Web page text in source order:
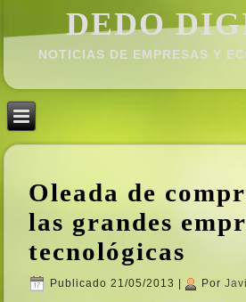
DEDO
NOTICIAS DE EMPRESAS Y
Oleada de
las grandes
tecnológicas
Publicado 21/05/2013 Por